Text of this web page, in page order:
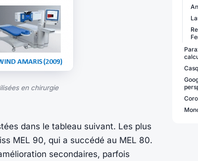
en chirurgie
dans le tableau suivant. Les plus
MEL 90, qui a succédé au MEL 80.
secondaires, parfois